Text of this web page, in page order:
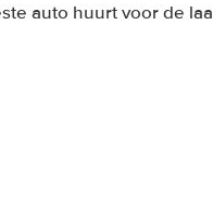
auto huurt voor de